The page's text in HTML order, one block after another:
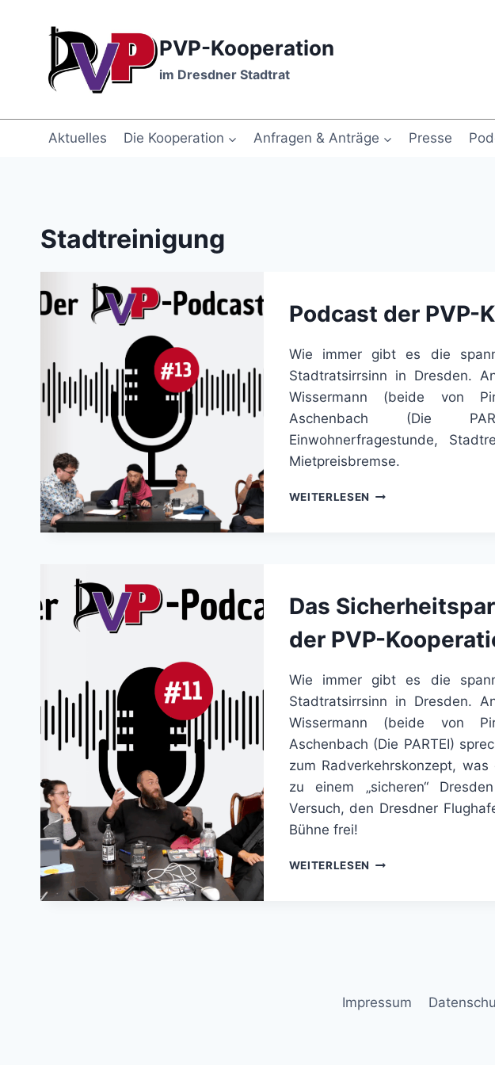
PVP-Kooperation
im Dresdner Stadtrat
Aktuelles Die Kooperation Anfragen & Anträge Presse
Stadtreinigung
Podcast der PVP-
Wie immer gibt es die
Stadtratsirrsinn in Dresden.
Wissermann (beide von
Aschenbach (Die
Einwohnerfragestunde,
Mietpreisbremse.
WEITERLESEN PODCAST
Das
der PVP-
Wie immer gibt es die
Stadtratsirrsinn in Dresden.
Wissermann (beide von
Aschenbach (Die PARTEI)
zum Radverkehrskonzept,
zu einem „sicheren“
Versuch, den Dresdner
Bühne frei!
WEITERLESEN DAS
Impressum